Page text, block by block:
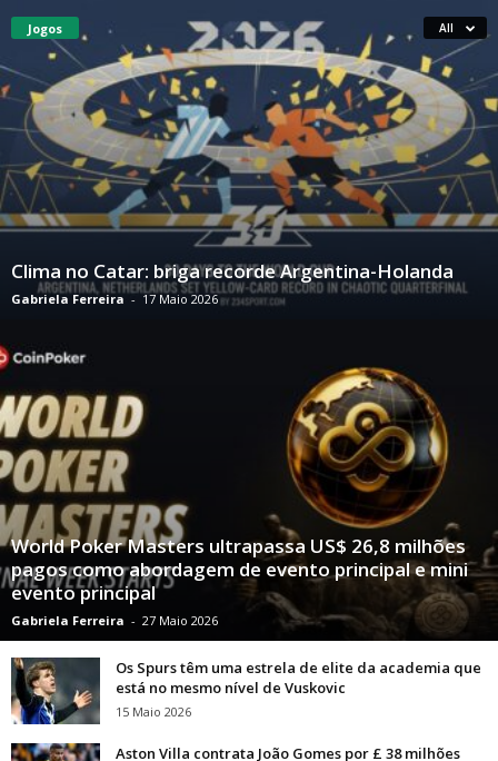
Jogos All
Clima no Catar: briga recorde Argentina-Holanda
Gabriela Ferreira - 17 Maio 2026
World Poker Masters ultrapassa US$ 26,8 milhões
pagos como abordagem de evento principal e mini
evento principal
Gabriela Ferreira - 27 Maio 2026
Os Spurs têm uma estrela de elite da academia que
está no mesmo nível de Vuskovic
15 Maio 2026
Aston Villa contrata João Gomes por £ 38 milhões